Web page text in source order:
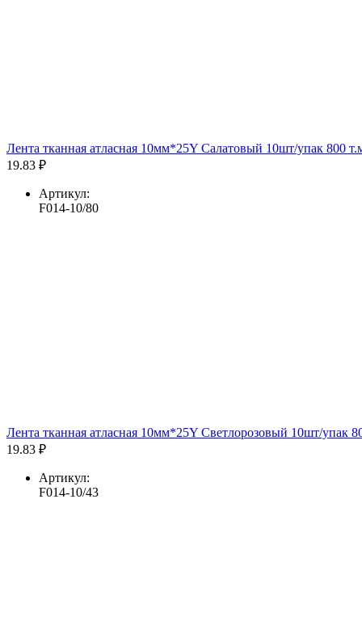
Лента тканная атласная 10мм*25Y Салатовый 10шт/упак 800
19.83 ₽
Артикул:
F014-10/80
Лента тканная атласная 10мм*25Y Светлорозовый 10шт/упак
19.83 ₽
Артикул:
F014-10/43